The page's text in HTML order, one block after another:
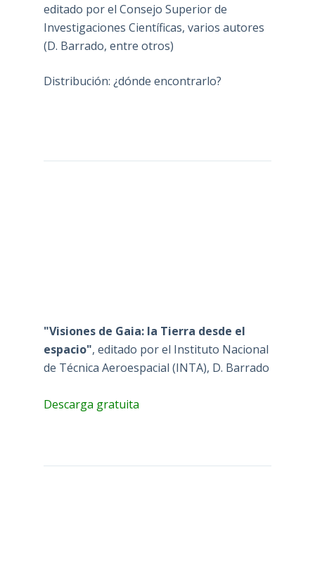
editado por el Consejo Superior de
Investigaciones Científicas, varios autores
(D. Barrado, entre otros)
Distribución: ¿dónde encontrarlo?
"Visiones de Gaia: la Tierra desde el
espacio", editado por el Instituto Nacional
de Técnica Aeroespacial (INTA), D. Barrado
Descarga gratuita